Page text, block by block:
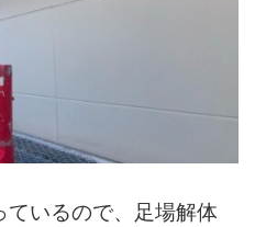
いるので、足場解体